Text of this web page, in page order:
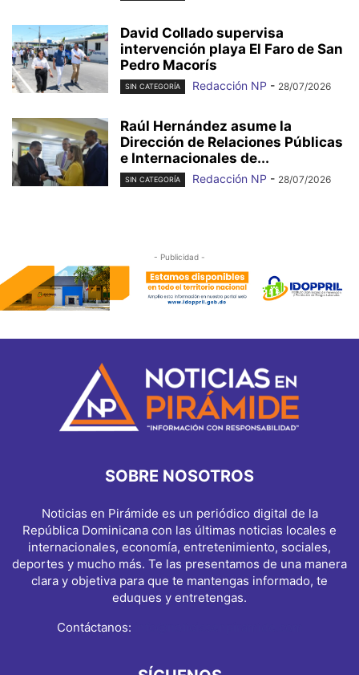
David Collado supervisa
intervención playa El Faro de San
Pedro Macorís
SIN CATEGORÍA Redacción NP - 28/07/2026
Raúl Hernández asume la
Dirección de Relaciones Públicas
e Internacionales de...
SIN CATEGORÍA Redacción NP - 28/07/2026
- Publicidad -
SOBRE NOSOTROS
Noticias en Pirámide es un periódico digital de la
República Dominicana con las últimas noticias locales e
internacionales, economía, entretenimiento, sociales,
deportes y mucho más. Te las presentamos de una manera
clara y objetiva para que te mantengas informado, te
eduques y entretengas.
Contáctanos: